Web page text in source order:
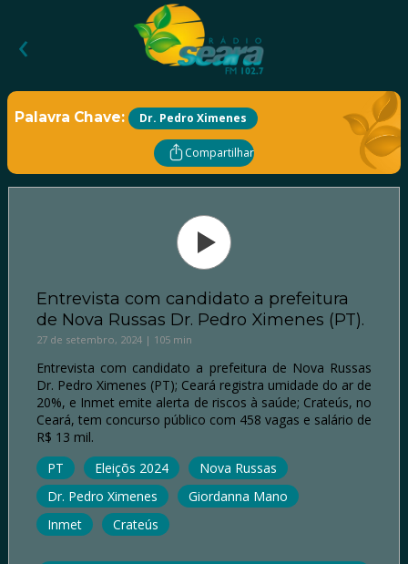
‹
Palavra Chave: Dr. Pedro Ximenes
Compartilhar
Entrevista com candidato a prefeitura
de Nova Russas Dr. Pedro Ximenes (PT).
27 de setembro, 2024 | 105 min
Entrevista com candidato a prefeitura de Nova Russas
Dr. Pedro Ximenes (PT); Ceará registra umidade do ar de
20%, e Inmet emite alerta de riscos à saúde; Crateús, no
Ceará, tem concurso público com 458 vagas e salário de
R$ 13 mil.
PT
Eleiçõs 2024
Nova Russas
Dr. Pedro Ximenes
Giordanna Mano
Inmet
Crateús